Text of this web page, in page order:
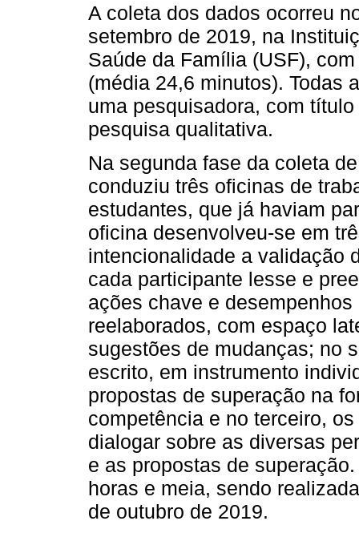
A coleta dos dados ocorreu
setembro de 2019, na
Saúde da Família (USF),
(média 24,6 minutos). Todas
uma pesquisadora, com
pesquisa qualitativa.
Na segunda fase da coleta
conduziu três oficinas de
estudantes, que já haviam
oficina desenvolveu-se em
intencionalidade a validação
cada participante lesse e
ações chave e
reelaborados, com espaço
sugestões de mudanças; no
escrito, em instrumento
propostas de superação na
competência e no terceiro,
dialogar sobre as diversas
e as propostas de
horas e meia, sendo
de outubro de 2019.